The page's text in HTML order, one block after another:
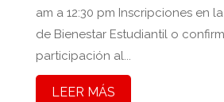
am a 12:30 pm Inscripciones en
de Bienestar Estudiantil o
participación al...
LEER MÁS